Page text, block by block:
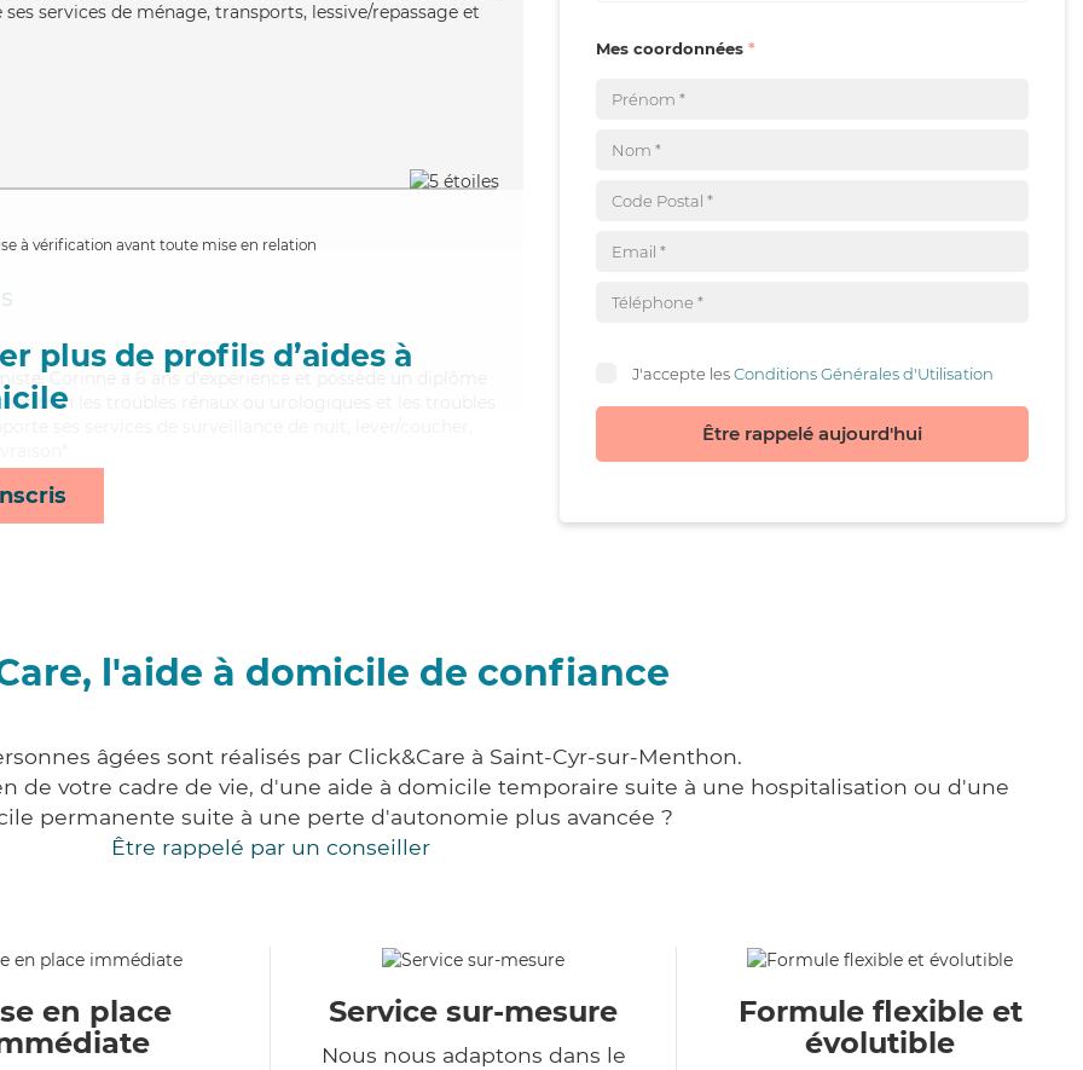
services de ménage, transports, lessive/repassage et
à vérification avant toute mise en relation
plus de profils d’aides à
Corinne a 6 ans d'expérience et possède un diplôme
bien les troubles rénaux ou urologiques et les troubles
Mes coordonnées
J'accepte lesConditions Générales d'Utilisation
Être rappelé aujourd'hui
l'aide à domicile de confiance
âgées sont réalisés par Click&Care à Saint-Cyr-sur-Menthon.
de votre cadre de vie, d'une aide à domicile temporaire suite à une hospitalisation ou d'une
permanente suite à une perte d'autonomie plus avancée ?
Être rappelé par un conseiller
en place
Service sur-mesure
Nous nous adaptons dans le
Formule flexible et
évolutible